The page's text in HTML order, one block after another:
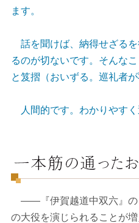
ます。
話を聞けば、納得せざるを
るのが切ないです。そんな
と笈摺（おいずる。巡礼者
人間的です。わかりやす
――『伊賀越道中双六』の
の大役を演じられることが増